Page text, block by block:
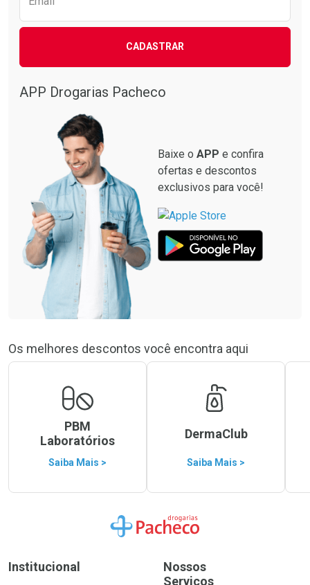
CADASTRAR
APP Drogarias Pacheco
Baixe o APP e confira
ofertas e descontos
exclusivos para você!
Os melhores descontos você encontra aqui
PBM
Laboratórios
Saiba Mais >
DermaClub
Saiba Mais >
Ir para a Home
Institucional
Nossos
Serviços